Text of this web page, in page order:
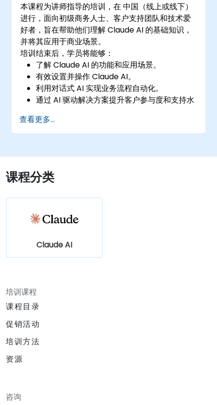
本课程为讲师指导的培训，在 中国（线上或线下）
进行，面向初级商务人士、客户支持团队和技术爱
好者，旨在帮助他们理解 Claude AI 的基础知识，
并将其应用于商业场景。
培训结束后，学员将能够：
了解 Claude AI 的功能和应用场景。
有效设置并操作 Claude AI。
利用对话式 AI 实现业务流程自动化。
通过 AI 驱动解决方案提升客户参与度和支持水
查看更多...
课程分类
Claude AI
培训课程
课程目录
促销活动
培训方法
资源
咨询